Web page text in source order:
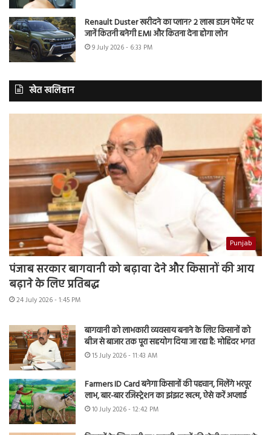
Renault Duster खरीदने का प्लान? 2 लाख डाउन पेमेंट पर
जानें कितनी बनेगी EMI और कितना देना होगा लोन
9 July 2026 - 6:33 PM
खेत खलिहान
Punjab
पंजाब सरकार बागवानी को बढ़ावा देने और किसानों की आय
बढ़ाने के लिए प्रतिबद्ध
24 July 2026 - 1:45 PM
बागवानी को लाभकारी व्यवसाय बनाने के लिए किसानों को
बीज से बाजार तक पूरा सहयोग दिया जा रहा है: मोहिंदर भगत
15 July 2026 - 11:43 AM
Farmers ID Card बनेगा किसानों की पहचान, मिलेंगे भरपूर
लाभ, बार-बार रजिस्ट्रेशन का झंझट खत्म, ऐसे करें अप्लाई
10 July 2026 - 12:42 PM